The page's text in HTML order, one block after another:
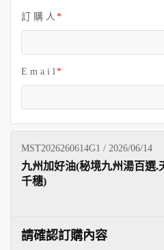
訂 購 人
E m a i l
MST2026260614G1 / 2026/06/14
九州加好油(秘境九州湯百選.
千穗)
請確認訂購內容